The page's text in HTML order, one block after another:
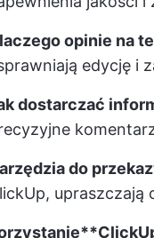
opinie na
edycję i
dostarczać
do
upraszczają